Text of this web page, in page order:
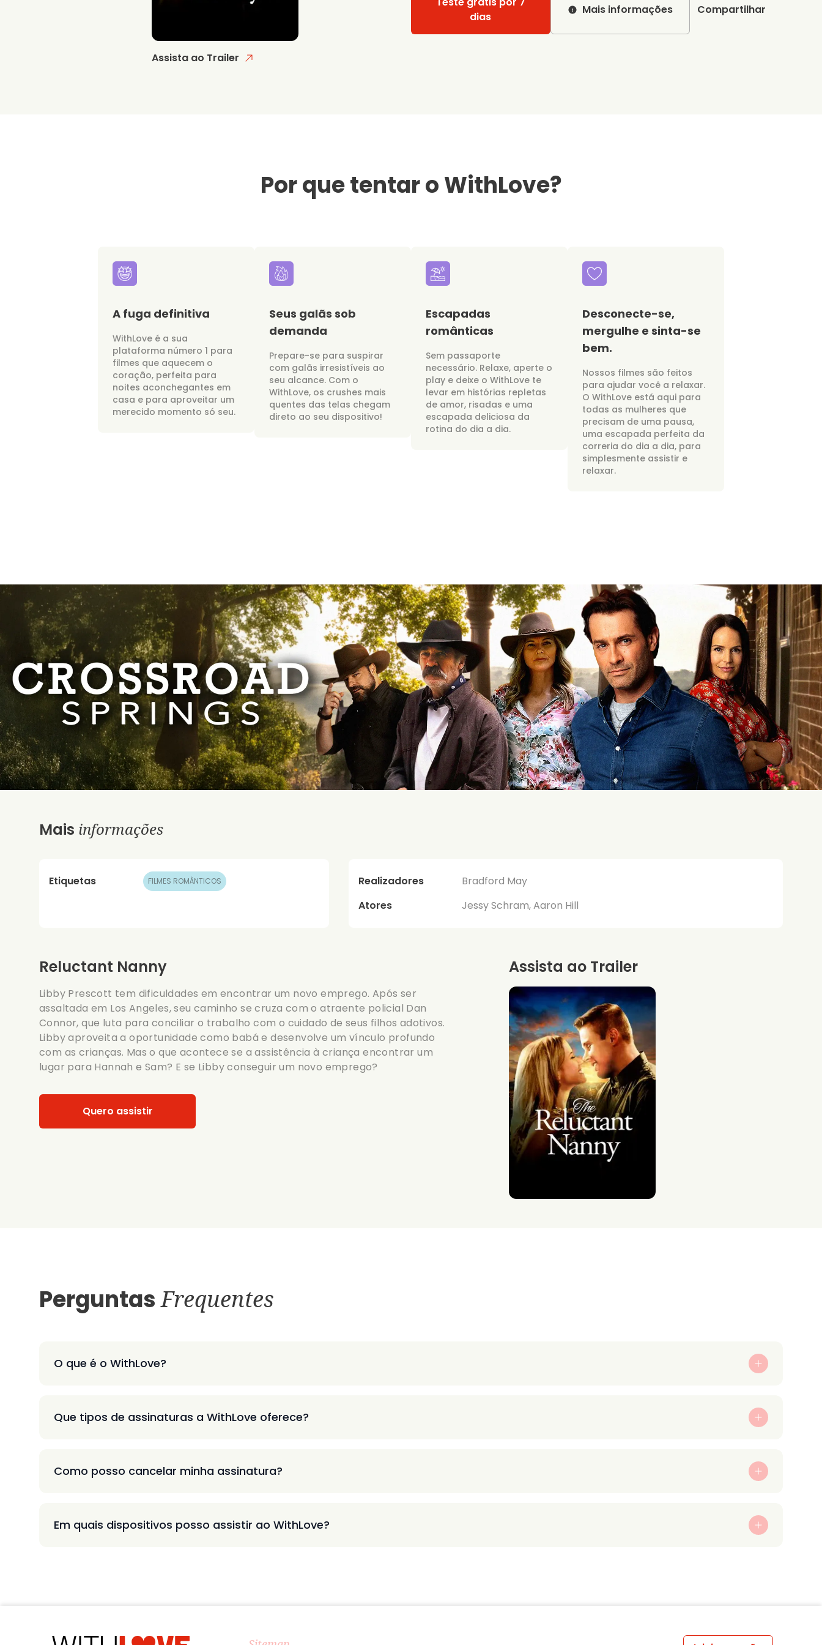
Assista ao Trailer
dias
Mais informações Compartilhar
Por que tentar o WithLove?
A fuga definitiva
WithLove é a sua
plataforma número 1 para
filmes que aquecem o
coração, perfeita para
noites aconchegantes em
casa e para aproveitar um
merecido momento só seu.
Seus galãs sob
demanda
Prepare-se para suspirar
com galãs irresistíveis ao
seu alcance. Com o
WithLove, os crushes mais
quentes das telas chegam
direto ao seu dispositivo!
Escapadas
românticas
Sem passaporte
necessário. Relaxe, aperte o
play e deixe o WithLove te
levar em histórias repletas
de amor, risadas e uma
escapada deliciosa da
rotina do dia a dia.
Desconecte-se,
mergulhe e sinta-se
bem.
Nossos filmes são feitos
para ajudar você a relaxar.
O WithLove está aqui para
todas as mulheres que
precisam de uma pausa,
uma escapada perfeita da
correria do dia a dia, para
simplesmente assistir e
relaxar.
Mais informações
Etiquetas FILMES ROMÂNTICOS Realizadores
Bradford May
Atores
Jessy Schram, Aaron Hill
Reluctant Nanny
Libby Prescott tem dificuldades em encontrar um novo emprego. Após ser
assaltada em Los Angeles, seu caminho se cruza com o atraente policial Dan
Connor, que luta para conciliar o trabalho com o cuidado de seus filhos adotivos.
Libby aproveita a oportunidade como babá e desenvolve um vínculo profundo
com as crianças. Mas o que acontece se a assistência à criança encontrar um
lugar para Hannah e Sam? E se Libby conseguir um novo emprego?
Quero assistir
Assista ao Trailer
PerguntasFrequentes
O que é o WithLove?
Que tipos de assinaturas a WithLove oferece?
Como posso cancelar minha assinatura?
Em quais dispositivos posso assistir ao WithLove?